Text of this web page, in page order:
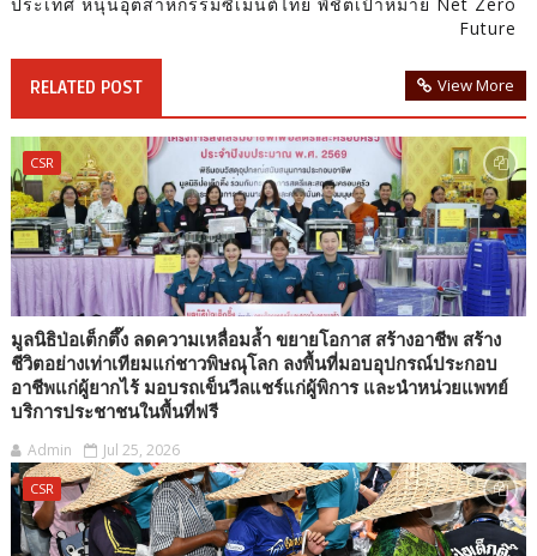
Future
RELATED POST View More
CSR
มูลนิธิป่อเต็กตึ๊ง ลดความเหลื่อมล้ำ ขยายโอกาส สร้างอาชีพ สร้าง
ชีวิตอย่างเท่าเทียมแก่ชาวพิษณุโลก ลงพื้นที่มอบอุปกรณ์ประกอบ
อาชีพแก่ผู้ยากไร้ มอบรถเข็นวีลแชร์แก่ผู้พิการ และนำหน่วยแพทย์
บริการประชาชนในพื้นที่ฟรี
Admin Jul 25, 2026
CSR